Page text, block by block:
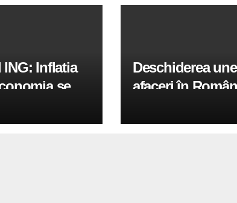
Inflatia
se
jumatate a
Deschiderea
afaceri în